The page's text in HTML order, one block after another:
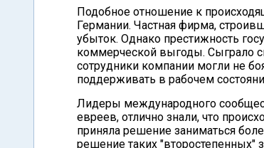
Подобное отношение к
Германии. Частная фирма,
убыток. Однако престижность
коммерческой выгоды. Сыграло
сотрудники компании могли не
поддерживать в рабочем
Лидеры международного
евреев, отлично знали, что
приняла решение заниматься
решение таких "второстепенных"